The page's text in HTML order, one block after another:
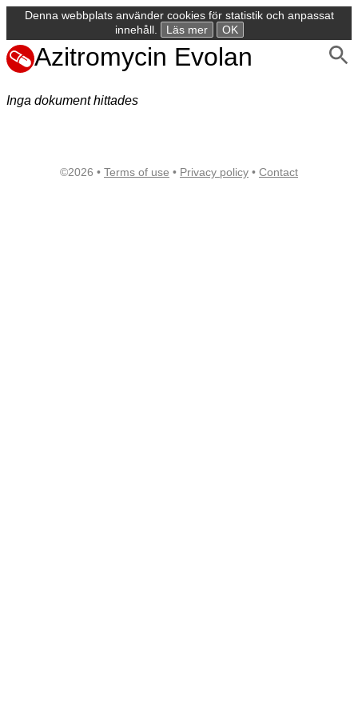
Denna webbplats använder cookies för statistik och anpassat
innehåll.
Läs mer OK
Azitromycin Evolan
Inga dokument hittades
©2026 • Terms of use • Privacy policy • Contact